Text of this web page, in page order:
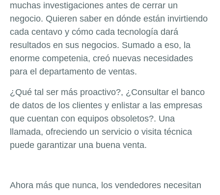
muchas investigaciones antes de cerrar un
negocio. Quieren saber en dónde están invirtiendo
cada centavo y cómo cada tecnología dará
resultados en sus negocios. Sumado a eso, la
enorme competenia, creó nuevas necesidades
para el departamento de ventas.
¿Qué tal ser más proactivo?, ¿Consultar el banco
de datos de los clientes y enlistar a las empresas
que cuentan con equipos obsoletos?. Una
llamada, ofreciendo un servicio o visita técnica
puede garantizar una buena venta.
Ahora más que nunca, los vendedores necesitan